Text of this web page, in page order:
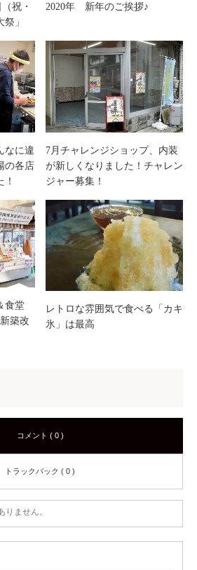
祝・
」
2020年 新年のご挨拶♪
なに違
の各店
7月チャレンジショップ、内装
が新しくなりました！チャレン
ジャー募集！
食堂
築改
レトロな雰囲気で食べる「カキ
氷」は最高
コメント ( 0 )
トラックバック ( 0 )
りません。